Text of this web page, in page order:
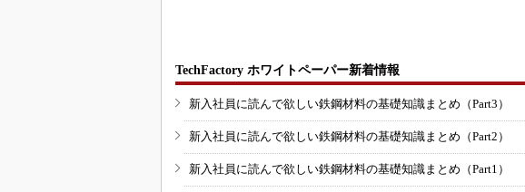
TechFactory ホワイトペーパー新着情報
新入社員に読んで欲しい鉄鋼材料の基礎知識まとめ（Part3）
新入社員に読んで欲しい鉄鋼材料の基礎知識まとめ（Part2）
新入社員に読んで欲しい鉄鋼材料の基礎知識まとめ（Part1）